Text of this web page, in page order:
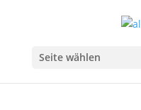
Seite wählen